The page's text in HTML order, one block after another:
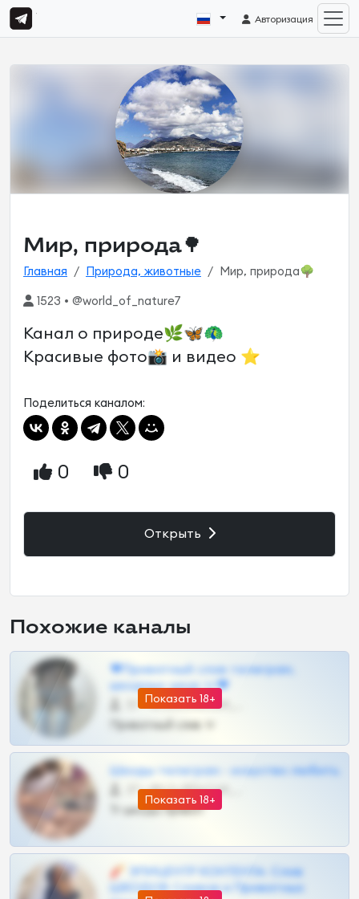
Авторизация
Мир, природа🌳
Главная Природа, животные Мир, природа🌳
1523 • @world_of_nature7
Канал о природе🌿🦋🦚
Красивые фото📸 и видео ⭐️
Поделиться каналом:
0 0
Открыть
Похожие каналы
Показать 18+
❤Приватный слив телеграм,
шкодных шкур тг❤
57 •
Приватный слив тг
Показать 18+
Шкоды телеграм - искуство любить
27 •
Тг шкоды приват
🧨 ЭПИЦЕНТР КОНТЕНТА: Слив
ШКОДОВ Сливов и Приватных